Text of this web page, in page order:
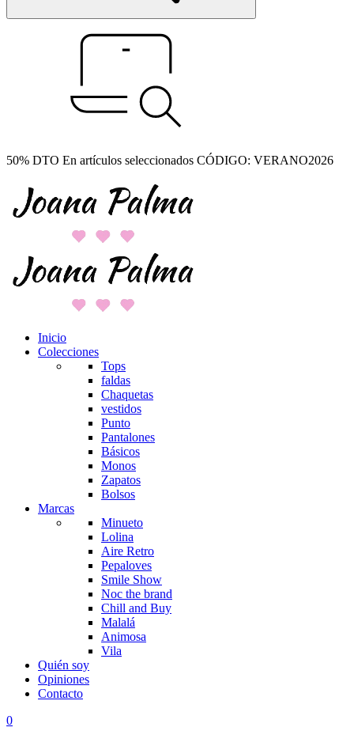
50% DTO En artículos seleccionados CÓDIGO: VERANO2026
Inicio
Colecciones
Tops
faldas
Chaquetas
vestidos
Punto
Pantalones
Básicos
Monos
Zapatos
Bolsos
Marcas
Minueto
Lolina
Aire Retro
Pepaloves
Smile Show
Noc the brand
Chill and Buy
Malalá
Animosa
Vila
Quién soy
Opiniones
Contacto
0